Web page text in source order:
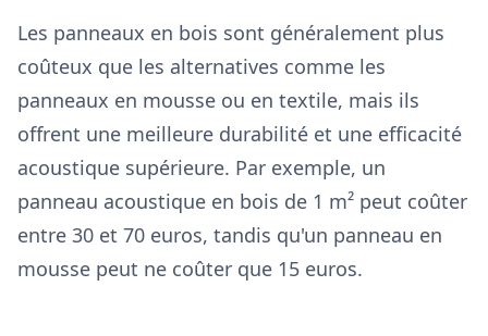
Les panneaux en bois sont généralement plus
coûteux que les alternatives comme les
panneaux en mousse ou en textile, mais ils
offrent une meilleure durabilité et une efficacité
acoustique supérieure. Par exemple, un
panneau acoustique en bois de 1 m² peut coûter
entre 30 et 70 euros, tandis qu'un panneau en
mousse peut ne coûter que 15 euros.